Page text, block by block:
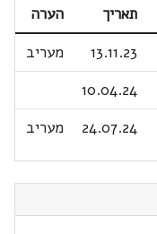
תאריך
הערה
13.11.23
מעריב
10.04.24
24.07.24 מעריב